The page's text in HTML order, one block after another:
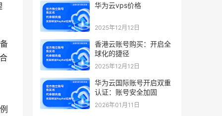
华为云vps价格
2025年12月12日
香港云账号购买：开启全
球化的捷径
2025年12月12日
华为云国际账号开启双重
认证：账号安全加固
2026年01月11日